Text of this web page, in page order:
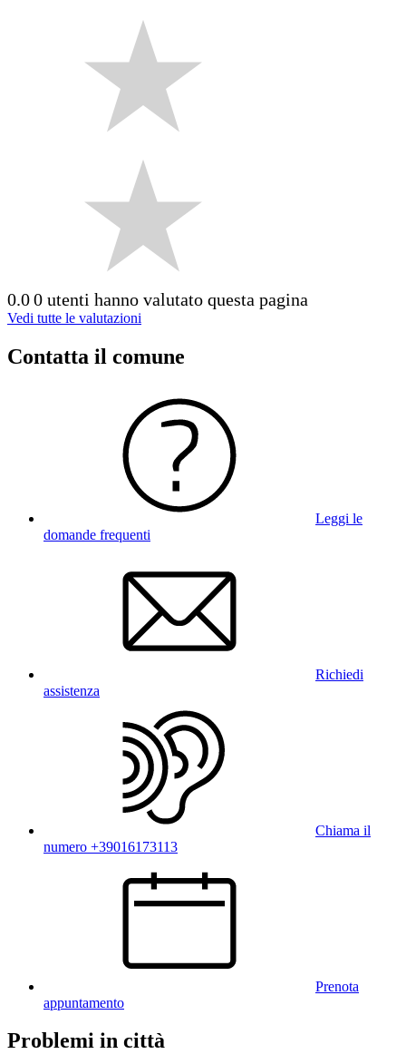
0.00 utenti hanno valutato questa pagina
Vedi tutte le valutazioni
Contatta il comune
Leggi le
domande frequenti
Richiedi
assistenza
Chiama il
numero +39016173113
Prenota
appuntamento
Problemi in città